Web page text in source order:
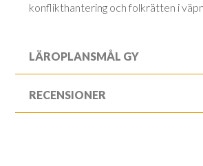
konflikthantering och folkrätten i
LÄROPLANSMÅL GY
RECENSIONER